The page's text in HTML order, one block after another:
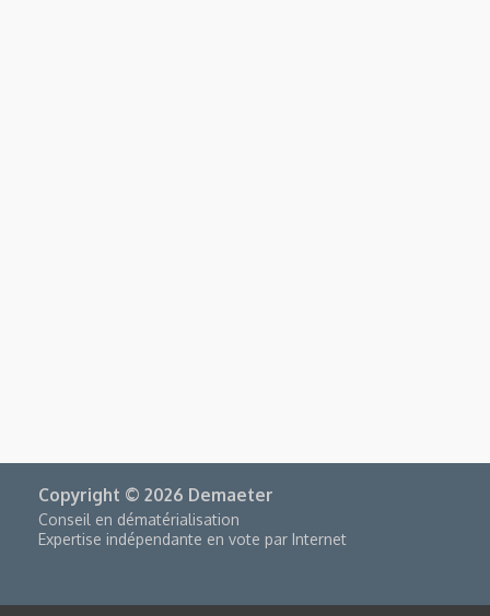
Copyright © 2026 Demaeter
Conseil en dématérialisation
Expertise indépendante en vote par Internet